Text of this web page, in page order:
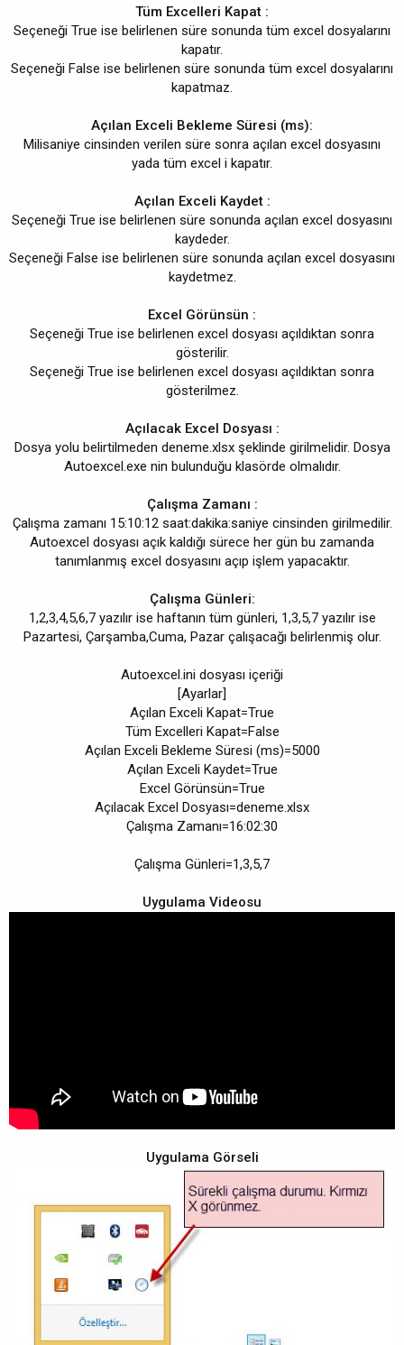
Tüm Excelleri Kapat :
Seçeneği True ise belirlenen süre sonunda tüm excel dosyalarını
kapatır.
Seçeneği False ise belirlenen süre sonunda tüm excel dosyalarını
kapatmaz.
Açılan Exceli Bekleme Süresi (ms):
Milisaniye cinsinden verilen süre sonra açılan excel dosyasını
yada tüm excel i kapatır.
Açılan Exceli Kaydet :
Seçeneği True ise belirlenen süre sonunda açılan excel dosyasını
kaydeder.
Seçeneği False ise belirlenen süre sonunda açılan excel dosyasını
kaydetmez.
Excel Görünsün :
Seçeneği True ise belirlenen excel dosyası açıldıktan sonra
gösterilir.
Seçeneği True ise belirlenen excel dosyası açıldıktan sonra
gösterilmez.
Açılacak Excel Dosyası :
Dosya yolu belirtilmeden deneme.xlsx şeklinde girilmelidir. Dosya
Autoexcel.exe nin bulunduğu klasörde olmalıdır.
Çalışma Zamanı :
Çalışma zamanı 15:10:12 saat:dakika:saniye cinsinden girilmedilir.
Autoexcel dosyası açık kaldığı sürece her gün bu zamanda
tanımlanmış excel dosyasını açıp işlem yapacaktır.
Çalışma Günleri:
1,2,3,4,5,6,7 yazılır ise haftanın tüm günleri, 1,3,5,7 yazılır ise
Pazartesi, Çarşamba,Cuma, Pazar çalışacağı belirlenmiş olur.
Autoexcel.ini dosyası içeriği
[Ayarlar]
Açılan Exceli Kapat=True
Tüm Excelleri Kapat=False
Açılan Exceli Bekleme Süresi (ms)=5000
Açılan Exceli Kaydet=True
Excel Görünsün=True
Açılacak Excel Dosyası=deneme.xlsx
Çalışma Zamanı=16:02:30
Çalışma Günleri=1,3,5,7
Uygulama Videosu
Uygulama Görseli